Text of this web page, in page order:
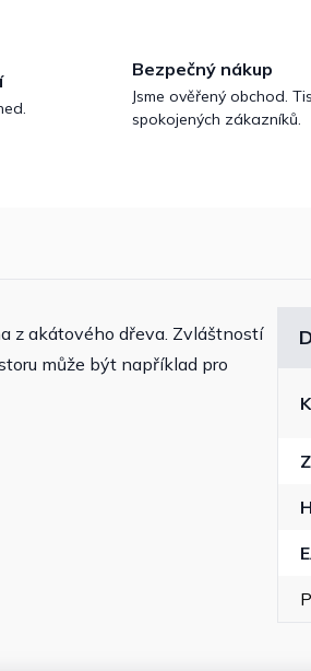
Bezpečný nákup
Jsme ověřený obchod.
spokojených zákazníků.
z akátového dřeva. Zvláštností
může být například pro